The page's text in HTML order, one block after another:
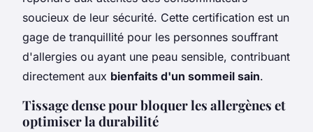
soucieux de leur sécurité. Cette certification est un
gage de tranquillité pour les personnes souffrant
d'allergies ou ayant une peau sensible, contribuant
directement aux bienfaits d'un sommeil sain.
Tissage dense pour bloquer les allergènes et
optimiser la durabilité